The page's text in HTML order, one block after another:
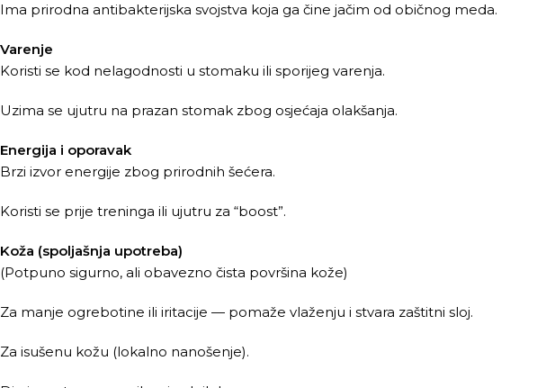
Ima prirodna antibakterijska svojstva koja ga čine jačim od običnog meda.
Varenje
Koristi se kod nelagodnosti u stomaku ili sporijeg varenja.
Uzima se ujutru na prazan stomak zbog osjećaja olakšanja.
Energija i oporavak
Brzi izvor energije zbog prirodnih šećera.
Koristi se prije treninga ili ujutru za “boost”.
Koža (spoljašnja upotreba)
(Potpuno sigurno, ali obavezno čista površina kože)
Za manje ogrebotine ili iritacije — pomaže vlaženju i stvara zaštitni sloj.
Za isušenu kožu (lokalno nanošenje).